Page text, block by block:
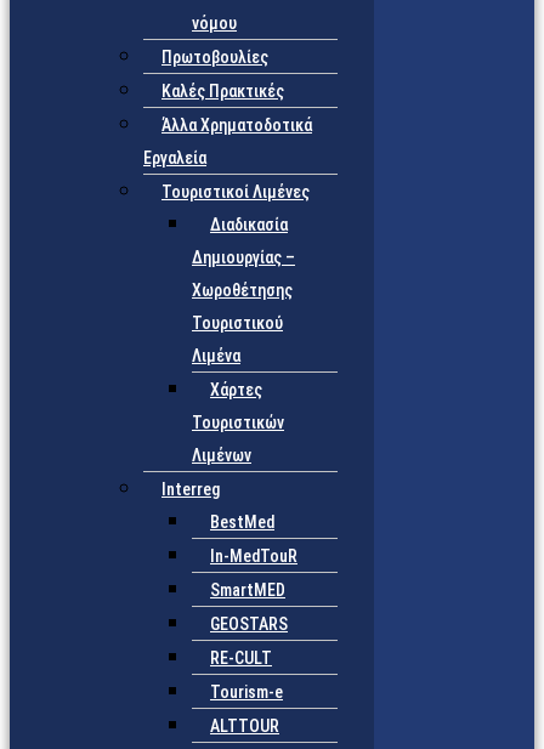
νόμου
Πρωτοβουλίες
Καλές Πρακτικές
Άλλα Χρηματοδοτικά
Εργαλεία
Τουριστικοί Λιμένες
Διαδικασία
Δημιουργίας –
Χωροθέτησης
Τουριστικού
Λιμένα
Χάρτες
Τουριστικών
Λιμένων
Interreg
BestMed
In-MedTouR
SmartMED
GEOSTARS
RE-CULT
Tourism-e
ALTTOUR